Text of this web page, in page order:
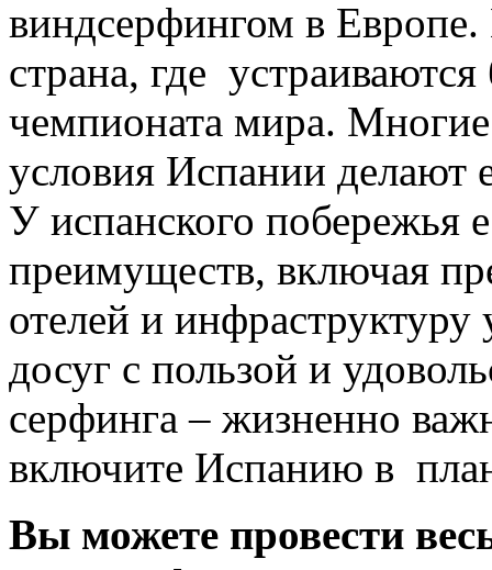
виндсерфингом в
страна, где
чемпионата мира.
условия Испании делают
У испанского побережья
преимуществ, включая
отелей и
досуг с пользой и
серфинга – жизненно
включите Испанию в
Вы можете провести